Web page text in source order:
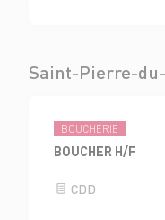
Saint-Pierre-
BOUCHERIE
BOUCHER H/F
CDD